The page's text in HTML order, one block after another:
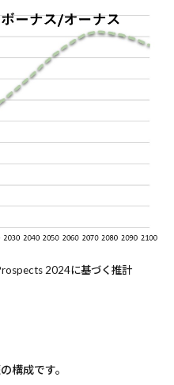
2024に基づく推計
構成です。